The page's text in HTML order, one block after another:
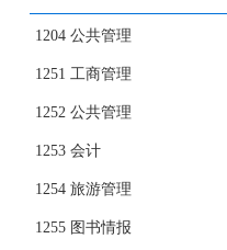
1204 公共管理
1251 工商管理
1252 公共管理
1253 会计
1254 旅游管理
1255 图书情报